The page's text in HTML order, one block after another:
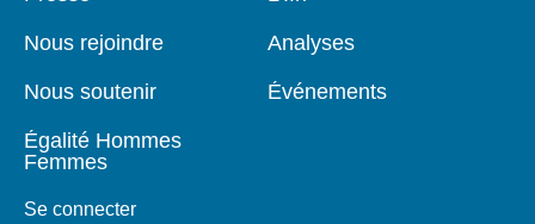
Nous rejoindre
Nous soutenir
Égalité Hommes
Femmes
Se connecter
Analyses
Événements